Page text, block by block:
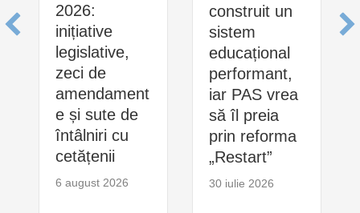
2026:
inițiative
legislative,
zeci de
amendament
e și sute de
întâlniri cu
cetățenii
6 august 2026
construit un
sistem
educațional
performant,
iar PAS vrea
să îl preia
prin reforma
„Restart”
30 iulie 2026